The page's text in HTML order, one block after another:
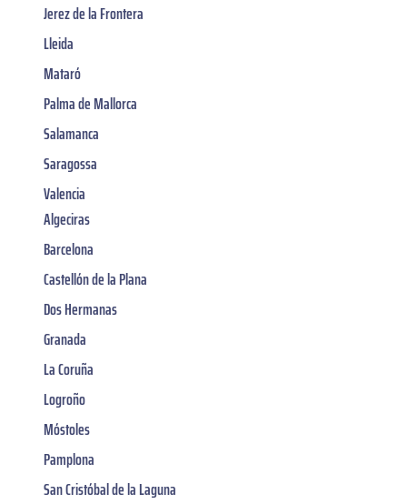
Jerez de la Frontera
Lleida
Mataró
Palma de Mallorca
Salamanca
Saragossa
Valencia
Algeciras
Barcelona
Castellón de la Plana
Dos Hermanas
Granada
La Coruña
Logroño
Móstoles
Pamplona
San Cristóbal de la Laguna